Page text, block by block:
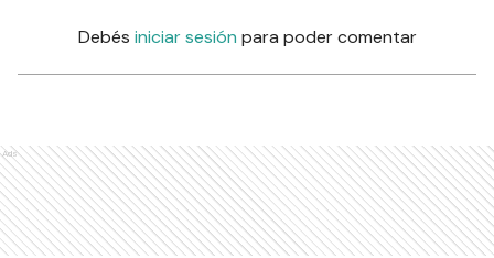
Debés iniciar sesión para poder comentar
Ads